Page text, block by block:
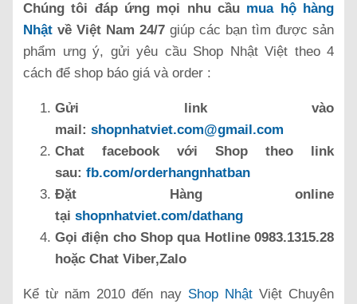
Chúng tôi đáp ứng mọi nhu cầu mua hộ hàng
Nhật về Việt Nam 24/7 giúp các bạn tìm được sản
phẩm ưng ý, gửi yêu cầu Shop Nhật Việt theo 4
cách để shop báo giá và order :
Gửi link vào
mail: shopnhatviet.com@gmail.com
Chat facebook với Shop theo link
sau: fb.com/orderhangnhatban
Đặt Hàng online
tại shopnhatviet.com/dathang
Gọi điện cho Shop qua Hotline 0983.1315.28
hoặc Chat Viber,Zalo
Kể từ năm 2010 đến nay Shop NhậtViệt Chuyên